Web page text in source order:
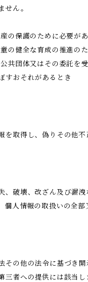
せん。
の保護のために必要
の健全な育成の推進
公共団体又はその委託
すおそれがあるとき
を取得し、偽りその他不
、破壊、改ざん及び漏
個人情報の取扱いの全
その他の法令に基づき
三者への提供には該当し